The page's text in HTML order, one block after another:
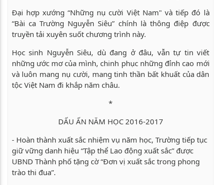
Đại hợp xướng “Những nụ cười Việt Nam" và tiếp đó là
“Bài ca Trường Nguyễn Siêu” chính là thông điệp được
truyền tải xuyên suốt chương trình này.
Học sinh Nguyễn Siêu, dù đang ở đâu, vẫn tự tin viết
những ước mơ của mình, chinh phục những đỉnh cao mới
và luôn mang nụ cười, mang tinh thần bất khuất của dân
tộc Việt Nam đi khắp năm châu.
*
DẤU ẤN NĂM HỌC 2016-2017
- Hoàn thành xuất sắc nhiệm vụ năm học, Trường tiếp tục
giữ vững danh hiệu “Tập thể Lao động xuất sắc” được
UBND Thành phố tặng cờ “Đơn vị xuất sắc trong phong
trào thi đua”.